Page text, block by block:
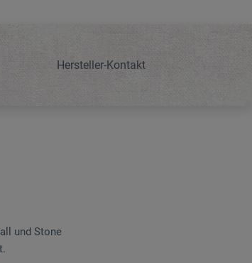
Hersteller-Kontakt
und Stone